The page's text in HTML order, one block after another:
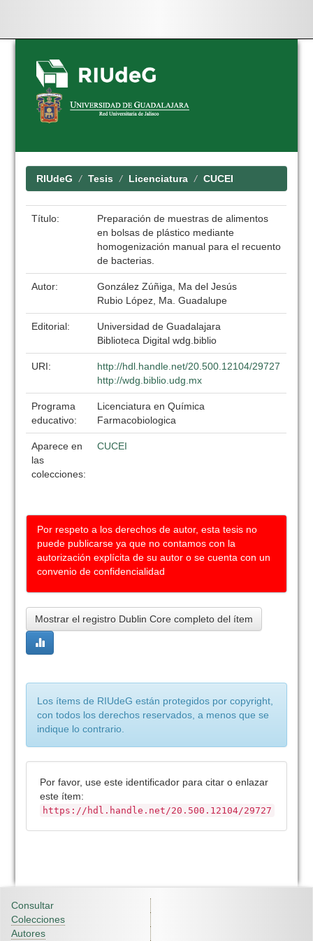
Skip
navigation
RIUdeG Tesis Licenciatura CUCEI
Título:
Preparación de muestras de alimentos
en bolsas de plástico mediante
homogenización manual para el recuento
de bacterias.
Autor:
González Zúñiga, Ma del Jesús
Rubio López, Ma. Guadalupe
Editorial:
Universidad de Guadalajara
Biblioteca Digital wdg.biblio
URI:
http://hdl.handle.net/20.500.12104/29727
http://wdg.biblio.udg.mx
Programa
educativo:
Licenciatura en Química
Farmacobiologica
Aparece en
las
colecciones:
CUCEI
Por respeto a los derechos de autor, esta tesis no
puede publicarse ya que no contamos con la
autorización explícita de su autor o se cuenta con un
convenio de confidencialidad
Mostrar el registro Dublin Core completo del ítem
Los ítems de RIUdeG están protegidos por copyright,
con todos los derechos reservados, a menos que se
indique lo contrario.
Por favor, use este identificador para citar o enlazar
este ítem:
https://hdl.handle.net/20.500.12104/29727
Consultar
Colecciones
Autores